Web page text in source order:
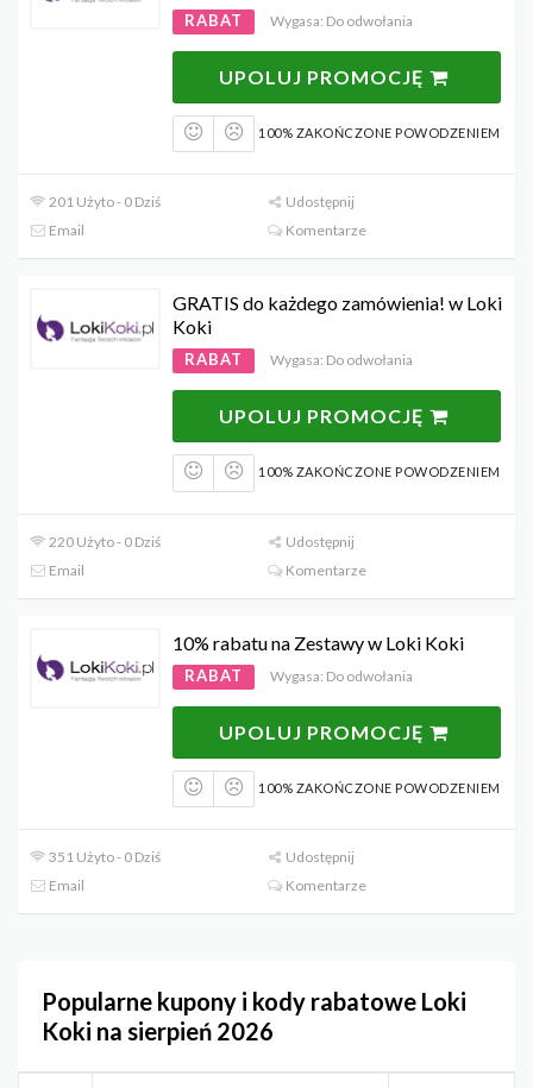
RABAT Wygasa: Do odwołania
UPOLUJ PROMOCJĘ
100% ZAKOŃCZONE POWODZENIEM
201 Użyto - 0 Dziś
Udostępnij
Email
Komentarze
GRATIS do każdego zamówienia! w Loki
Koki
RABAT Wygasa: Do odwołania
UPOLUJ PROMOCJĘ
100% ZAKOŃCZONE POWODZENIEM
220 Użyto - 0 Dziś
Udostępnij
Email
Komentarze
10% rabatu na Zestawy w Loki Koki
RABAT Wygasa: Do odwołania
UPOLUJ PROMOCJĘ
100% ZAKOŃCZONE POWODZENIEM
351 Użyto - 0 Dziś
Udostępnij
Email
Komentarze
Popularne kupony i kody rabatowe Loki
Koki na sierpień 2026